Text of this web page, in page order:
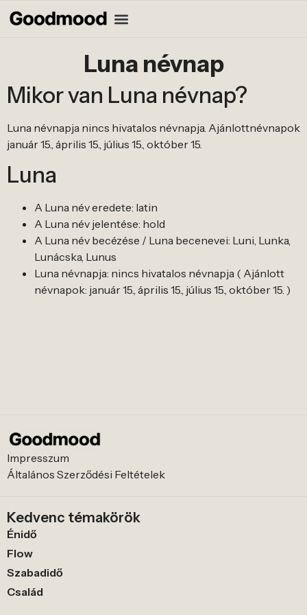
Luna névnap
Mikor van Luna névnap?
Luna névnapja nincs hivatalos névnapja. Ajánlottnévnapok
január 15., április 15., július 15., október 15.
Luna
A Luna név eredete: latin
A Luna név jelentése: hold
A Luna név becézése / Luna becenevei: Luni, Lunka,
Lunácska, Lunus
Luna névnapja: nincs hivatalos névnapja ( Ajánlott
névnapok: január 15., április 15., július 15., október 15. )
Impresszum
Általános Szerződési Feltételek
Kedvenc témakörök
Énidő
Flow
Szabadidő
Család